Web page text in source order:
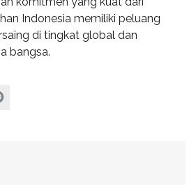
Indonesia memiliki peluang
di tingkat global dan
bangsa.